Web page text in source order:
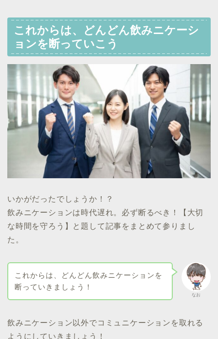
これからは、どんどん飲みニケーシ
ョンを断っていこう
いかがだったでしょうか！？
飲みニケーションは時代遅れ。必ず断るべき！【大切
な時間を守ろう】と題して記事をまとめて参りまし
た。
なお
これからは、どんどん飲みニケーションを
断っていきましょう！
飲みニケーション以外でコミュニケーションを取れる
ようにしていきましょう！